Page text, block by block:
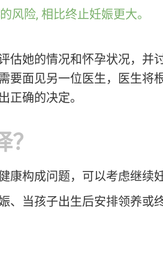
险, 相比终止妊娠更大。
她的情况和怀孕状况，并
面见另一位医生，医生将
确的决定。
构成问题，可以考虑继续妊
当孩子出生后安排领养或